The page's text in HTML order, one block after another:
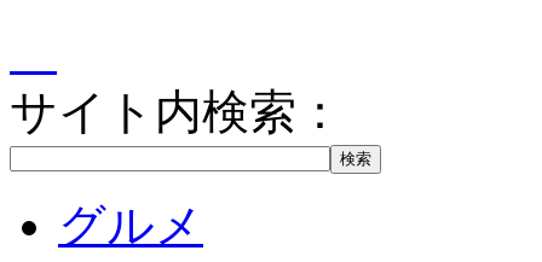
サイト内検索：
グルメ